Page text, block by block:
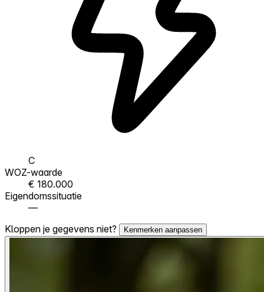
C
WOZ-waarde
€ 180.000
Eigendomssituatie
—
Kloppen je gegevens niet?
Kenmerken aanpassen